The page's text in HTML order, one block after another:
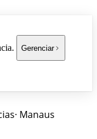
Gerenciar
· Manaus